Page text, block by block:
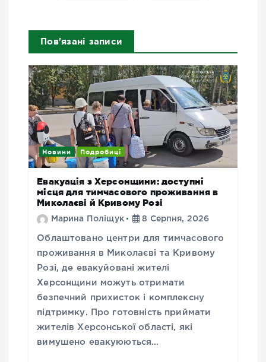
Пов'язані записи
Новини Подробиці
Евакуація з Херсонщини: доступні
місця для тимчасового проживання в
Миколаєві й Кривому Розі
Марина Поліщук 8 Серпня, 2026
Облаштовано центри для тимчасового
проживання в Миколаєві та Кривому
Розі, де евакуйовані жителі
Херсонщини можуть отримати
безпечний прихисток і комплексну
підтримку. Про готовність приймати
жителів Херсонської області, які
вимушено евакуюються…